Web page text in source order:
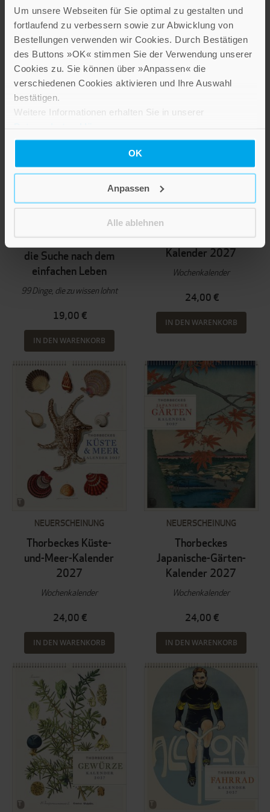
Um unsere Webseiten für Sie optimal zu gestalten und
fortlaufend zu verbessern sowie zur Abwicklung von
Bestellungen verwenden wir Cookies. Durch Bestätigen
des Buttons »OK« stimmen Sie der Verwendung unserer
Cookies zu. Sie können über »Anpassen« die
verschiedenen Cookies aktivieren und Ihre Auswahl
bestätigen.
Weitere Informationen erhalten Sie in unserer
OK
Anpassen
Alle ablehnen
IN DEN WARENKORB
NEUERSCHEINUNG
die Suche nach dem
einfachen Leben
99 Dinge, die zu wissen lohnt
19,00 €
IN DEN WARENKORB
NEUERSCHEINUNG
Kalender 2027
Wochenkalender
24,00 €
IN DEN WARENKORB
NEUERSCHEINUNG
Thorbeckes Küste-
und-Meer-Kalender
2027
Wochenkalender
24,00 €
IN DEN WARENKORB
NEUERSCHEINUNG
Thorbeckes
Japanische-Gärten-
Kalender 2027
Wochenkalender
24,00 €
IN DEN WARENKORB